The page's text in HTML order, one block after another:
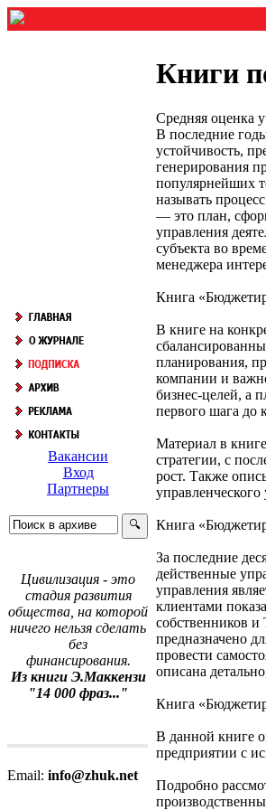
Вакансии
Вход
Партнеры
Цивилизация - это
стадия развития
общества, на которой
ничего нельзя сделать
без
финансирования.
Из книги Э.Маккензи
"14 000 фраз..."
Email: info@zhuk.net
Книги
Средняя оценка
В последние
устойчивость,
генерирования
популярнейших
называть
— это план,
управления
субъекта во
менеджера
Книга
В книге на
планирования,
компании и
бизнес-целей, а
первого шага до
Материал в
стратегии, с
рост. Также
управленческого
Книга
За последние
действенные
управления
клиентами
собственников
предназначено
провести
описана
Книга
В данной книге
предприятии с
Подробно